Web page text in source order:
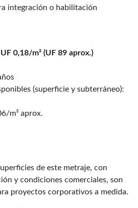
integración o habilitación
UF 0,18/m² (UF 89 aprox.)
(superficie y subterráneo):
m² aprox.
de este metraje, con
y condiciones comerciales, son
proyectos corporativos a medida.